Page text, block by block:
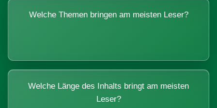
Welche Themen bringen am meisten Leser?
Welche Länge des Inhalts bringt am meisten
Leser?